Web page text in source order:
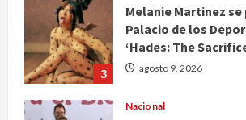
3
Melanie Martinez
Palacio de los
‘Hades: The
agosto 9, 2026
Nacional